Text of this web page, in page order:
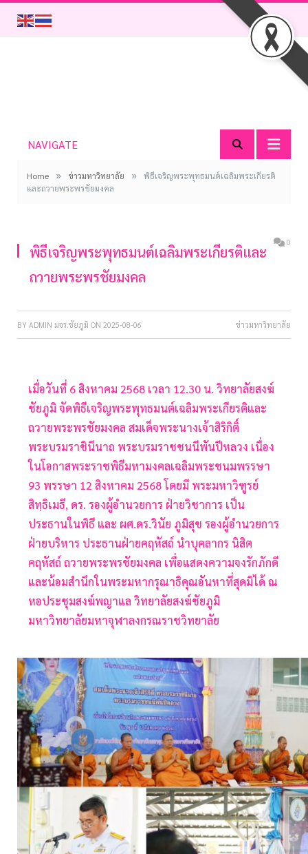
NAVIGATE
Home » ข่าวมหาวิทยาลัย »
พิธีเจริญพระพุทธมนต์เฉลิมพระเกียรติ
และถวายพระพรชัยมงคล
พิธีเจริญพระพุทธมนต์เฉลิมพระเกียรติและ
ถวายพระพรชัยมงคล
0
BY ADMIN มจร.ชัยภูมิ ON 2025-08-06 ข่าวมหาวิทยาลัย
เมื่อวันที่ 6 สิงหาคม 2568 เวลา 12.30 น. วิทยาลัยสงฆ์
ชัยภูมิ จัดพิธีเจริญพระพุทธมนต์เฉลิมพระเกียรติและ
ถวายพระพรชัยมงคล สมเด็จพระนางเจ้าสิริกิติ์
พระบรมราชินีนาถ พระบรมราชชนนีพันปีหลวง เนื่อง
ในโอกาสพระราชพิธีมหามงคลเฉลิมพระชนมพรรษา
93 พรรษา 12 สิงหาคม 2568 โดยมี พระมหาวิฑูรย์
สิทฺธิเมธี, ดร. รองผู้อำนวยการ ฝ่ายวิชาการ เป็น
ประธานในพิธี และ ผศ.ดร.วินัย ภูมิสุข รองผู้อำนวยการ
ฝ่ายบริหาร ประธานฝ่ายคฤหัสถ์ นำบุคลากร นิสิต
คฤหัสถ์ ถวายพระพรชัยมงคล เพื่อแสดงความจงรักภักดี
และน้อมสำนึกในพระมหากรุณาธิคุณอันหาที่สุดมิได้ ณ
หอประชุมสงฆ์พญาแล วิทยาลัยสงฆ์ชัยภูมิ
มหาวิทยาลัยมหาจุฬาลงกรณราชวิทยาลัย